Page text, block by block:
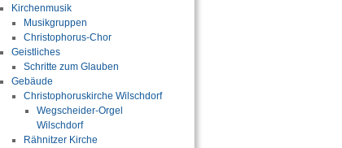
Kirchenmusik
Musikgruppen
Christophorus-Chor
Geistliches
Schritte zum Glauben
Gebäude
Christophoruskirche Wilschdorf
Wegscheider-Orgel
Wilschdorf
Rähnitzer Kirche